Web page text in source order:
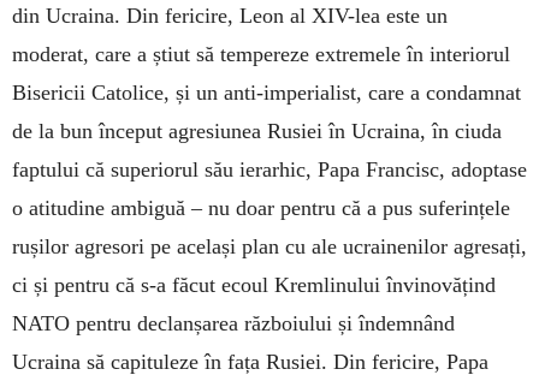
din Ucraina. Din fericire, Leon al XIV-lea este un
moderat, care a știut să tempereze extremele în interiorul
Bisericii Catolice, și un anti-imperialist, care a condamnat
de la bun început agresiunea Rusiei în Ucraina, în ciuda
faptului că superiorul său ierarhic, Papa Francisc, adoptase
o atitudine ambiguă – nu doar pentru că a pus suferințele
rușilor agresori pe același plan cu ale ucrainenilor agresați,
ci și pentru că s-a făcut ecoul Kremlinului învinovățind
NATO pentru declanșarea războiului și îndemnând
Ucraina să capituleze în fața Rusiei. Din fericire, Papa